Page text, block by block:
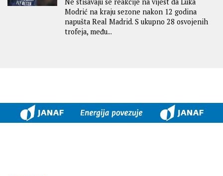
Ne stišavaju se reakcije na vijest da Luka
Modrić na kraju sezone nakon 12 godina
napušta Real Madrid. S ukupno 28 osvojenih
trofeja, među...